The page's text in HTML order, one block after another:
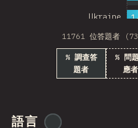
Japan
Sweden
Ukraine
11761 位答題者
% 調查答
題者
% 問
應者
語言